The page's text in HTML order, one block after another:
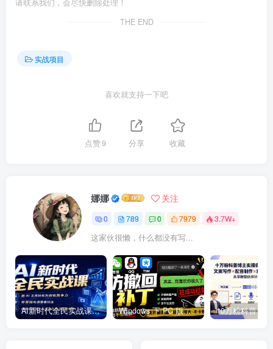
请联系我们，会尽快删除处理！
THE END
实战项目
喜欢就支持一下吧
点赞9 分享 收藏
娜娜 关注
0 789 0 7979 3.7W+
这家伙很懒，什么都没有写...
AI新时代全民实战课，把 AI 工具转化为创收竞争力，零基础吃透整套玩法，借助AI完成个人能力升级与收益增收。 Windows 下 PC 版微信/QQ/TIM 的防撤回多开工具！开源免费使用，且免费长期维护 RevokeMsgPatcher